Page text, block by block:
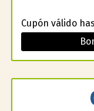
Cupón válido